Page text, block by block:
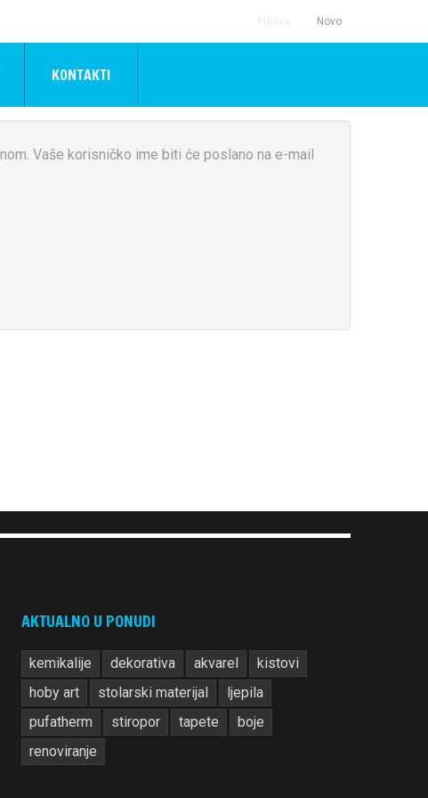
Novo
KONTAKTI
Vaše korisničko ime biti će poslano na e-mail
AKTUALNO U PONUDI
kemikalije dekorativa akvarel
kistovi
hoby art
stolarski materijal
ljepila
pufatherm
stiropor tapete
boje
renoviranje